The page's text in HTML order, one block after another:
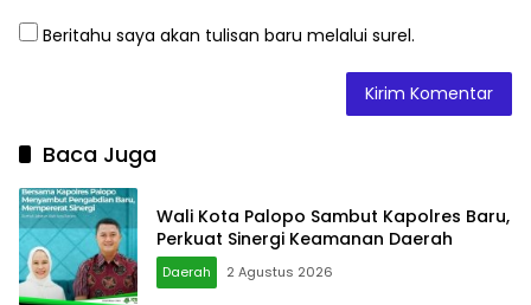
Beritahu saya akan tulisan baru melalui surel.
Baca Juga
Wali Kota Palopo Sambut Kapolres Baru,
Perkuat Sinergi Keamanan Daerah
Daerah 2 Agustus 2026